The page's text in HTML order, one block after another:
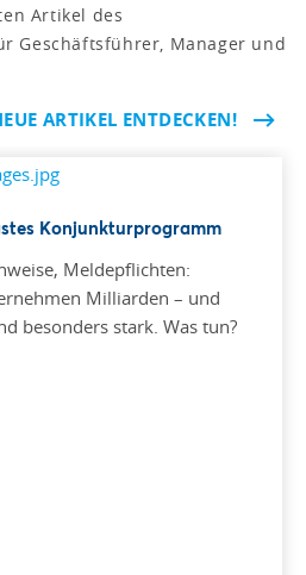
Artikel des
Geschäftsführer, Manager und
ARTIKEL ENTDECKEN!
Konjunkturprogramm
Meldepflichten:
Milliarden – und
besonders stark. Was tun?